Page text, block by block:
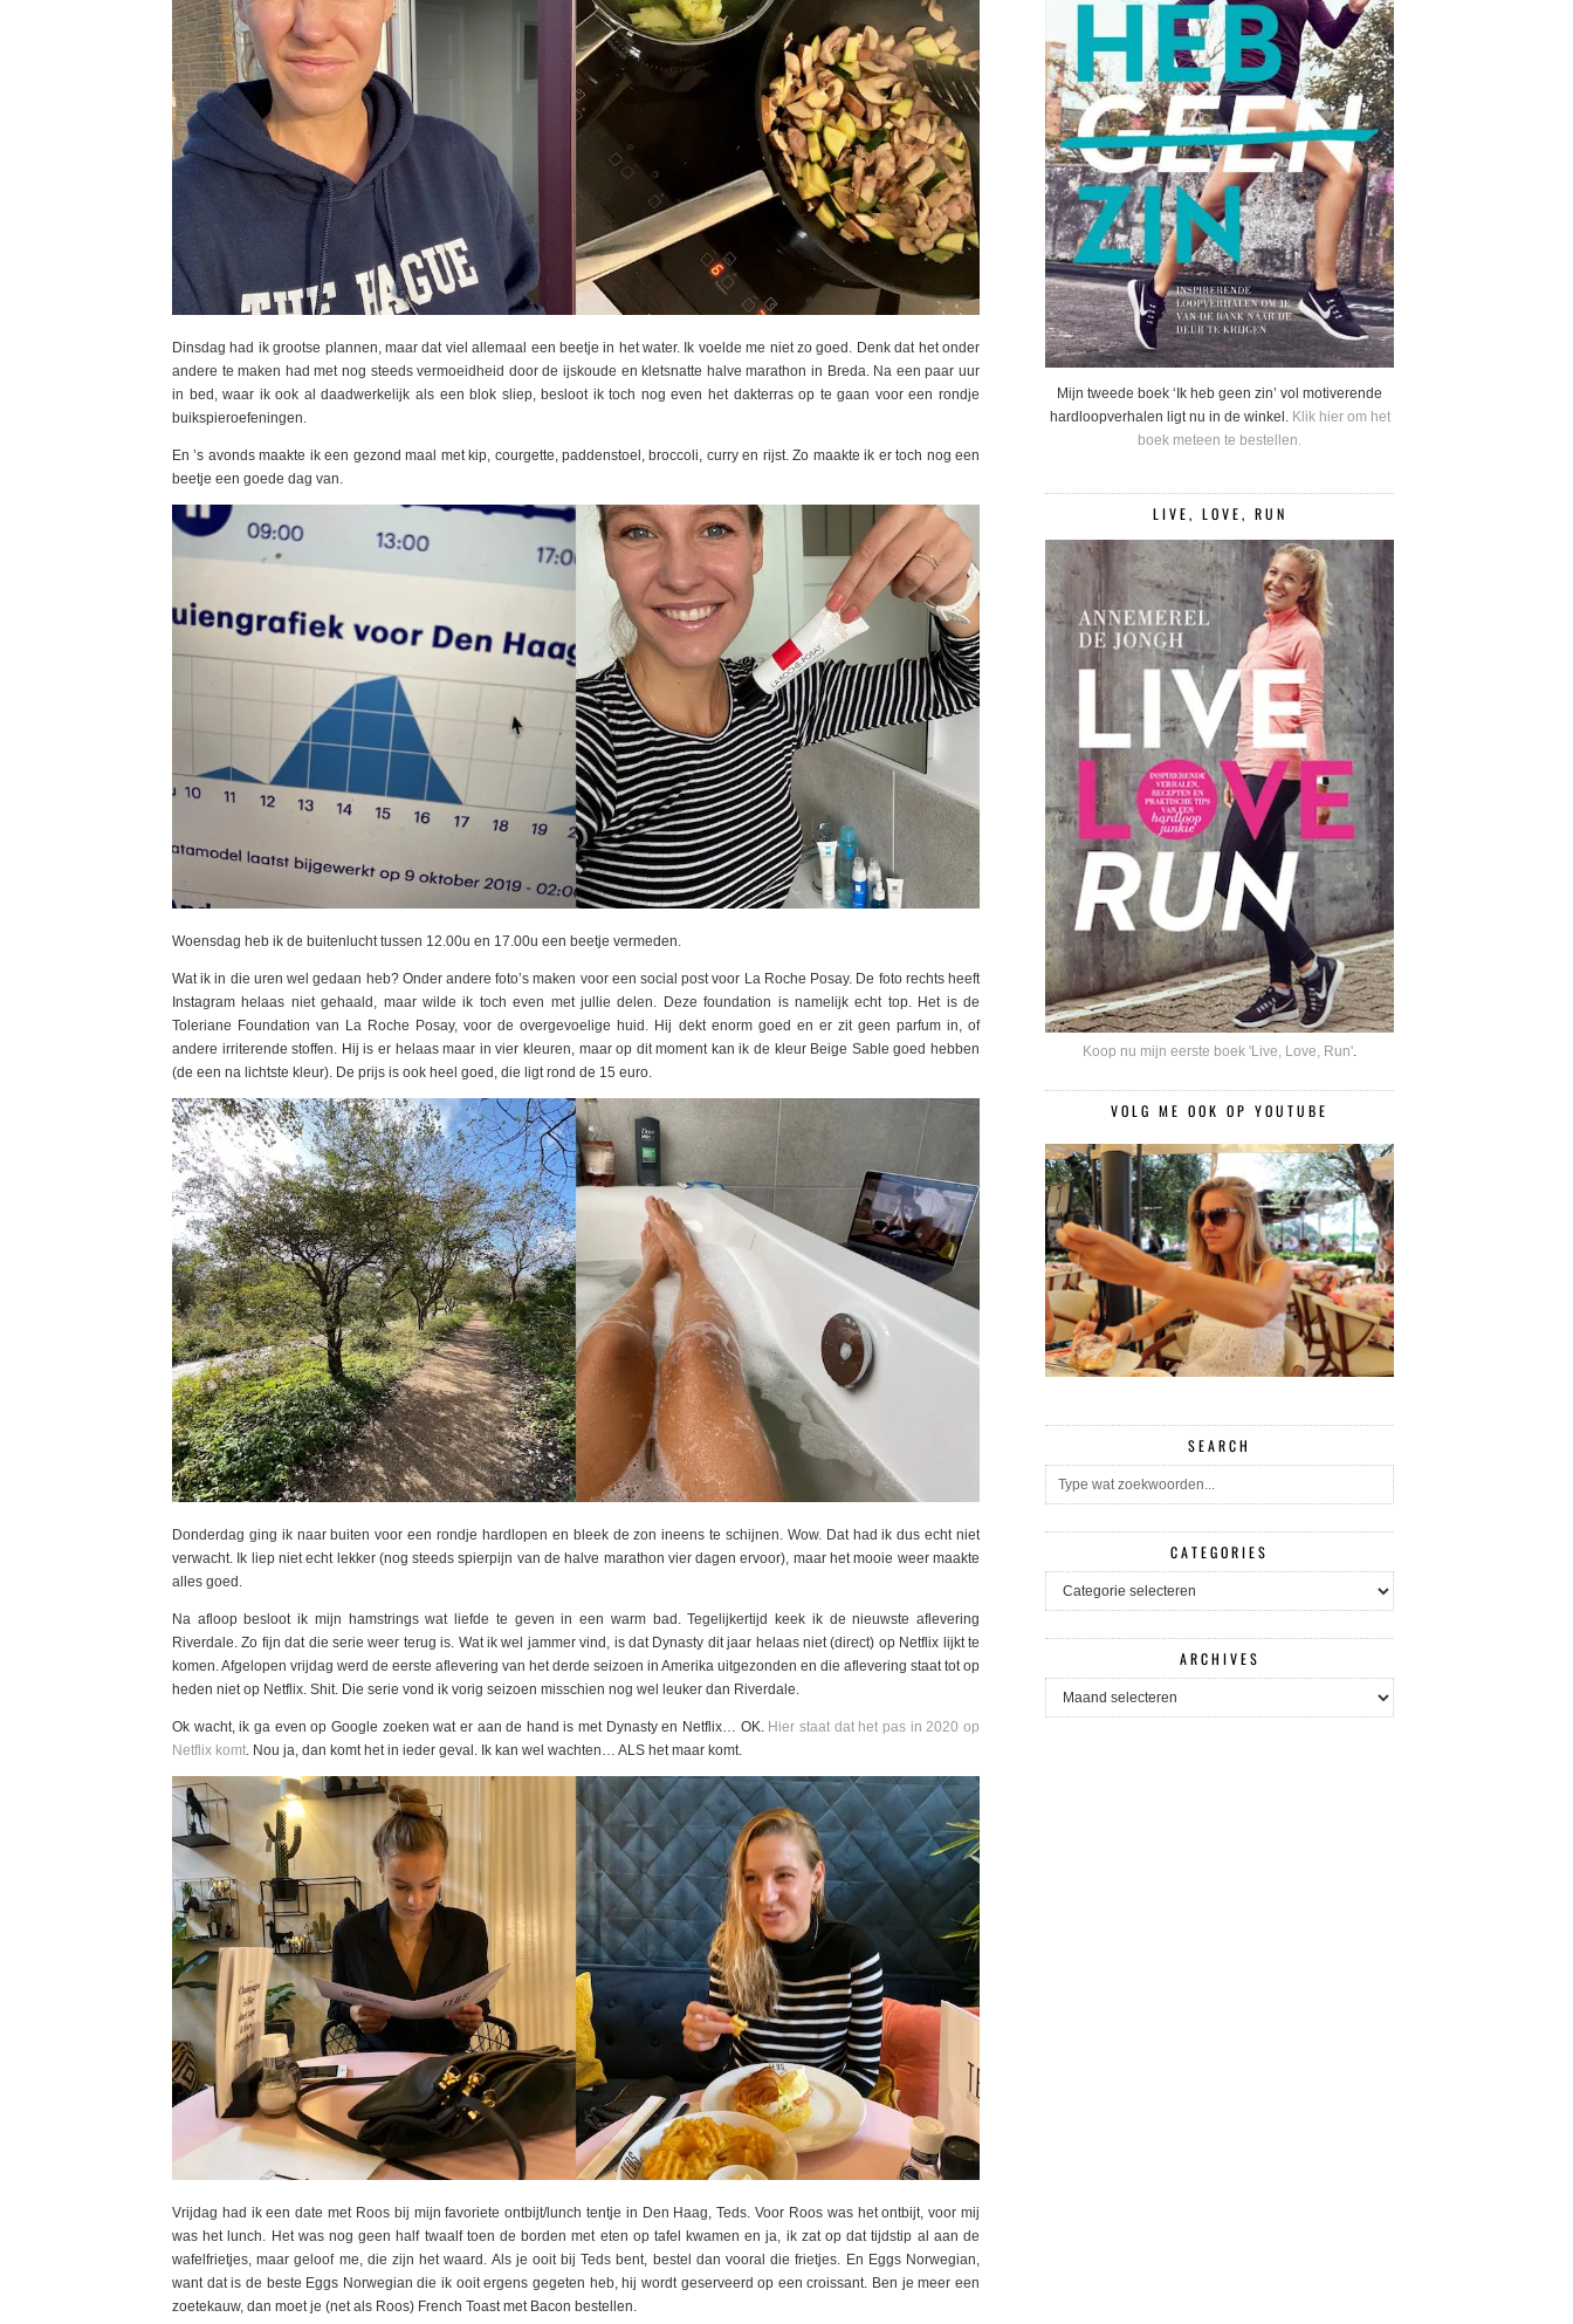
Dinsdag had ik grootse plannen, maar dat viel allemaal een beetje in het water. Ik voelde me niet zo goed. Denk dat het onder
andere te maken had met nog steeds vermoeidheid door de ijskoude en kletsnatte halve marathon in Breda. Na een paar uur
in bed, waar ik ook al daadwerkelijk als een blok sliep, besloot ik toch nog even het dakterras op te gaan voor een rondje
buikspieroefeningen.
En ’s avonds maakte ik een gezond maal met kip, courgette, paddenstoel, broccoli, curry en rijst. Zo maakte ik er toch nog een
beetje een goede dag van.
Woensdag heb ik de buitenlucht tussen 12.00u en 17.00u een beetje vermeden.
Wat ik in die uren wel gedaan heb? Onder andere foto’s maken voor een social post voor La Roche Posay. De foto rechts heeft
Instagram helaas niet gehaald, maar wilde ik toch even met jullie delen. Deze foundation is namelijk echt top. Het is de
Toleriane Foundation van La Roche Posay, voor de overgevoelige huid. Hij dekt enorm goed en er zit geen parfum in, of
andere irriterende stoffen. Hij is er helaas maar in vier kleuren, maar op dit moment kan ik de kleur Beige Sable goed hebben
(de een na lichtste kleur). De prijs is ook heel goed, die ligt rond de 15 euro.
Donderdag ging ik naar buiten voor een rondje hardlopen en bleek de zon ineens te schijnen. Wow. Dat had ik dus echt niet
verwacht. Ik liep niet echt lekker (nog steeds spierpijn van de halve marathon vier dagen ervoor), maar het mooie weer maakte
alles goed.
Na afloop besloot ik mijn hamstrings wat liefde te geven in een warm bad. Tegelijkertijd keek ik de nieuwste aflevering
Riverdale. Zo fijn dat die serie weer terug is. Wat ik wel jammer vind, is dat Dynasty dit jaar helaas niet (direct) op Netflix lijkt te
komen. Afgelopen vrijdag werd de eerste aflevering van het derde seizoen in Amerika uitgezonden en die aflevering staat tot op
heden niet op Netflix. Shit. Die serie vond ik vorig seizoen misschien nog wel leuker dan Riverdale.
Ok wacht, ik ga even op Google zoeken wat er aan de hand is met Dynasty en Netflix… OK. Hier staat dat het pas in 2020 op
Netflix komt. Nou ja, dan komt het in ieder geval. Ik kan wel wachten… ALS het maar komt.
Vrijdag had ik een date met Roos bij mijn favoriete ontbijt/lunch tentje in Den Haag, Teds. Voor Roos was het ontbijt, voor mij
was het lunch. Het was nog geen half twaalf toen de borden met eten op tafel kwamen en ja, ik zat op dat tijdstip al aan de
wafelfrietjes, maar geloof me, die zijn het waard. Als je ooit bij Teds bent, bestel dan vooral die frietjes. En Eggs Norwegian,
want dat is de beste Eggs Norwegian die ik ooit ergens gegeten heb, hij wordt geserveerd op een croissant. Ben je meer een
zoetekauw, dan moet je (net als Roos) French Toast met Bacon bestellen.
Mijn tweede boek ‘Ik heb geen zin’ vol motiverende
hardloopverhalen ligt nu in de winkel. Klik hier om het
boek meteen te bestellen.
LIVE, LOVE, RUN
Koop nu mijn eerste boek 'Live, Love, Run'.
VOLG ME OOK OP YOUTUBE
SEARCH
CATEGORIES
CATEGORIES
ARCHIVES
ARCHIVES